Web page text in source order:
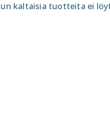
kaltaisia tuotteita ei